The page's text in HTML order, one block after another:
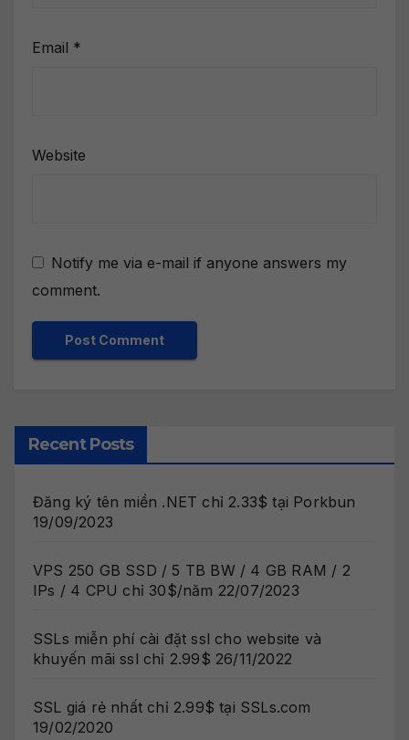
Email *
Website
Notify me via e-mail if anyone answers my
comment.
Recent Posts
Đăng ký tên miền .NET chỉ 2.33$ tại Porkbun
19/09/2023
VPS 250 GB SSD / 5 TB BW / 4 GB RAM / 2
IPs / 4 CPU chỉ 30$/năm 22/07/2023
SSLs miễn phí cài đặt ssl cho website và
khuyến mãi ssl chỉ 2.99$ 26/11/2022
SSL giá rẻ nhất chỉ 2.99$ tại SSLs.com
19/02/2020